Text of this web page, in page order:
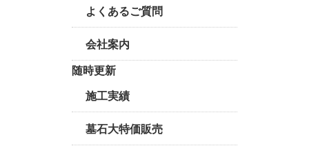
よくあるご質問
会社案内
随時更新
施工実績
墓石大特価販売